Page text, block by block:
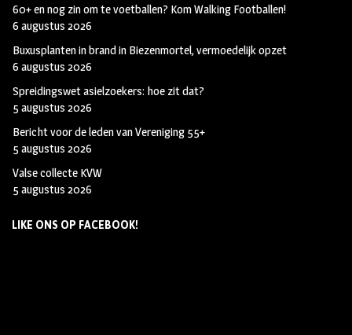
60+ en nog zin om te voetballen? Kom Walking Footballen!
6 augustus 2026
Buxusplanten in brand in Biezenmortel, vermoedelijk opzet
6 augustus 2026
Spreidingswet asielzoekers: hoe zit dat?
5 augustus 2026
Bericht voor de leden van Vereniging 55+
5 augustus 2026
Valse collecte KVW
5 augustus 2026
LIKE ONS OP FACEBOOK!